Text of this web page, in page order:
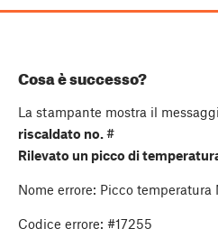
Cosa è successo?
La stampante mostra il
riscaldato no. #
Rilevato un picco di
Nome errore: Picco temperatura
Codice errore: #17255